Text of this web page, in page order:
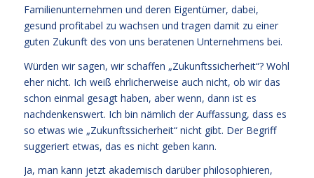
Familienunternehmen und deren Eigentümer, dabei,
gesund profitabel zu wachsen und tragen damit zu einer
guten Zukunft des von uns beratenen Unternehmens bei.
Würden wir sagen, wir schaffen „Zukunftssicherheit“? Wohl
eher nicht. Ich weiß ehrlicherweise auch nicht, ob wir das
schon einmal gesagt haben, aber wenn, dann ist es
nachdenkenswert. Ich bin nämlich der Auffassung, dass es
so etwas wie „Zukunftssicherheit“ nicht gibt. Der Begriff
suggeriert etwas, das es nicht geben kann.
Ja, man kann jetzt akademisch darüber philosophieren,